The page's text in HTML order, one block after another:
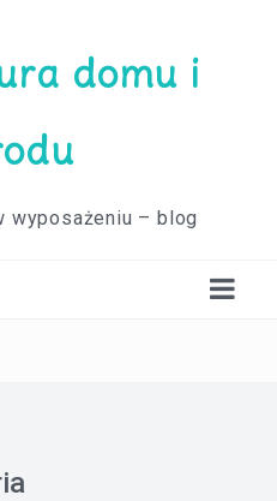
domu i
wyposażeniu – blog